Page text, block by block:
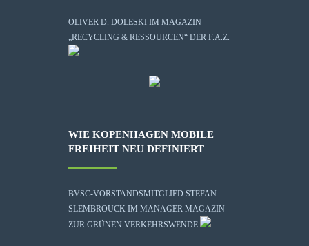
OLIVER D. DOLESKI IM MAGAZIN
„RECYCLING & RESSOURCEN“ DER F.A.Z.
WIE KOPENHAGEN MOBILE
FREIHEIT NEU DEFINIERT
BVSC-VORSTANDSMITGLIED STEFAN
SLEMBROUCK IM MANAGER MAGAZIN
ZUR GRÜNEN VERKEHRSWENDE